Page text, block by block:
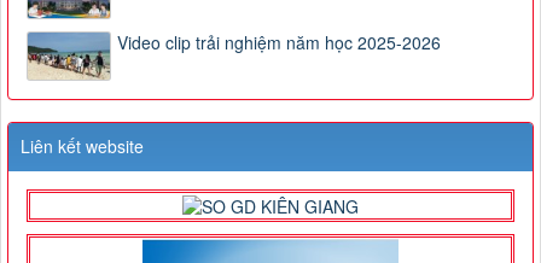
Video clip trải nghiệm năm học 2025-2026
Liên kết website